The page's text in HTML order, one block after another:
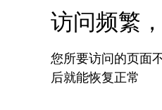
访问频繁
您所要访问的页面
后就能恢复正常